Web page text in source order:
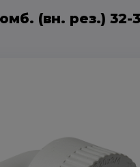
(вн. рез.) 32-